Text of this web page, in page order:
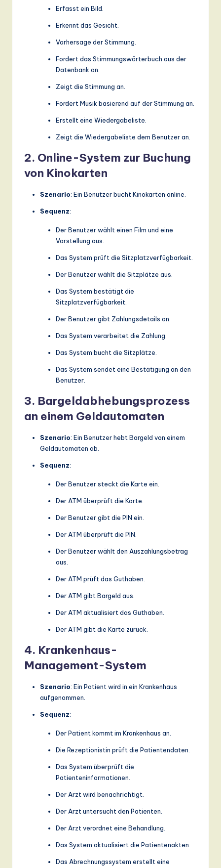
Erfasst ein Bild.
Erkennt das Gesicht.
Vorhersage der Stimmung.
Fordert das Stimmungswörterbuch aus der
Datenbank an.
Zeigt die Stimmung an.
Fordert Musik basierend auf der Stimmung an.
Erstellt eine Wiedergabeliste.
Zeigt die Wiedergabeliste dem Benutzer an.
2. Online-System zur Buchung
von Kinokarten
Szenario: Ein Benutzer bucht Kinokarten online.
Sequenz:
Der Benutzer wählt einen Film und eine
Vorstellung aus.
Das System prüft die Sitzplatzverfügbarkeit.
Der Benutzer wählt die Sitzplätze aus.
Das System bestätigt die
Sitzplatzverfügbarkeit.
Der Benutzer gibt Zahlungsdetails an.
Das System verarbeitet die Zahlung.
Das System bucht die Sitzplätze.
Das System sendet eine Bestätigung an den
Benutzer.
3. Bargeldabhebungsprozess
an einem Geldautomaten
Szenario: Ein Benutzer hebt Bargeld von einem
Geldautomaten ab.
Sequenz:
Der Benutzer steckt die Karte ein.
Der ATM überprüft die Karte.
Der Benutzer gibt die PIN ein.
Der ATM überprüft die PIN.
Der Benutzer wählt den Auszahlungsbetrag
aus.
Der ATM prüft das Guthaben.
Der ATM gibt Bargeld aus.
Der ATM aktualisiert das Guthaben.
Der ATM gibt die Karte zurück.
4. Krankenhaus-
Management-System
Szenario: Ein Patient wird in ein Krankenhaus
aufgenommen.
Sequenz:
Der Patient kommt im Krankenhaus an.
Die Rezeptionistin prüft die Patientendaten.
Das System überprüft die
Patienteninformationen.
Der Arzt wird benachrichtigt.
Der Arzt untersucht den Patienten.
Der Arzt verordnet eine Behandlung.
Das System aktualisiert die Patientenakten.
Das Abrechnungssystem erstellt eine